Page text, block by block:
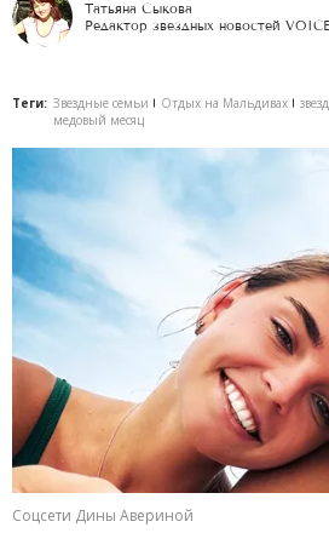
Татьяна Сыкова
Редактор звездных новостей
Теги: Звездные семьи Отдых на Мальдивах
медовый месяц
Соцсети Дины Авериной